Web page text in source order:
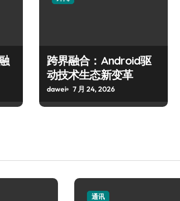
跨界融合：Android驱
动技术生态新变革
dawei 7 月 24, 2026
通讯